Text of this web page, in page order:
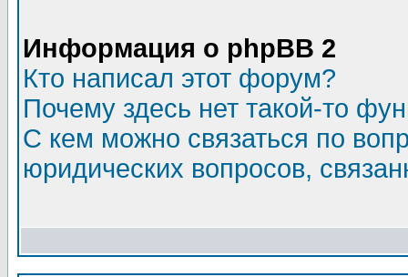
Информация о phpBB 2
Кто написал этот форум?
Почему здесь нет такой-то
С кем можно связаться по
юридических вопросов,